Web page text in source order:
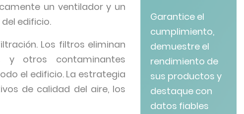
un ventilador y un
edificio.
Los filtros eliminan
y otros contaminantes
el edificio. La estrategia
de calidad del aire, los
Garantice el
cumplimiento,
demuestre el
rendimiento de
sus productos y
destaque con
datos fiables